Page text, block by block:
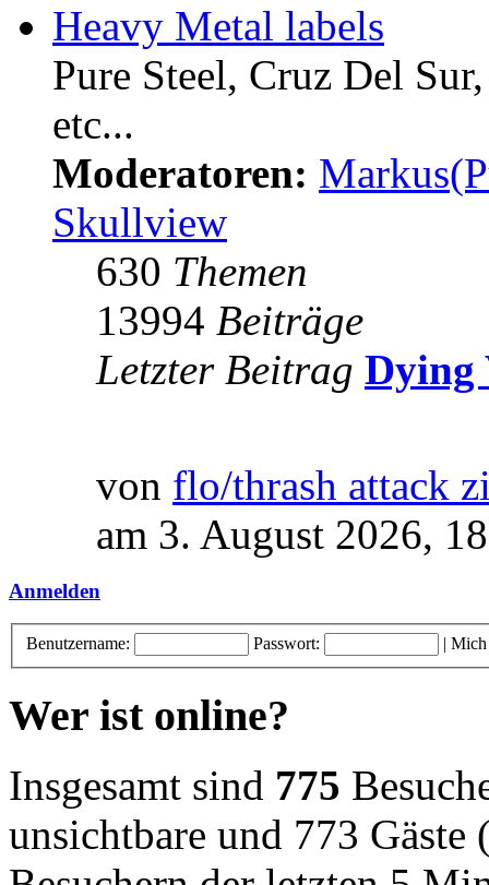
Heavy Metal labels
Pure Steel, Cruz Del
etc...
Moderatoren:
Skullview
630 Themen
13994 Beiträge
Letzter Beitrag Dying
von flo/thrash attack
am 3. August 2026,
Anmelden
Benutzername: Passwort: | Mich
Wer ist online?
Insgesamt sind 775
unsichtbare und 773 Gäste